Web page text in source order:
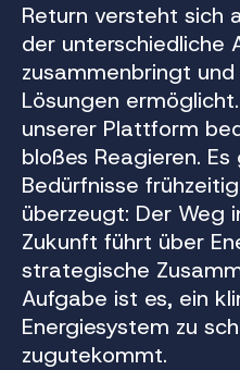
Return versteht sich
der unterschiedliche
zusammenbringt
Lösungen
unserer Plattform
bloßes Reagieren.
Bedürfnisse
überzeugt: Der Weg
Zukunft führt über
strategische
Aufgabe ist es, ein
Energiesystem zu
zugutekommt.